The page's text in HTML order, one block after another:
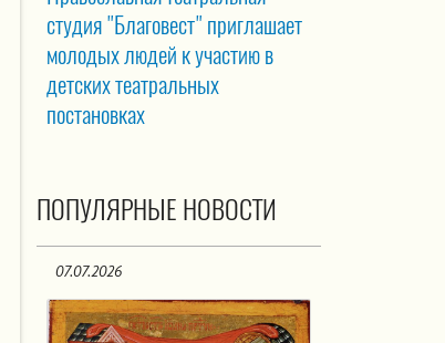
студия "Благовест" приглашает
молодых людей к участию в
детских театральных
постановках
ПОПУЛЯРНЫЕ НОВОСТИ
07.07.2026